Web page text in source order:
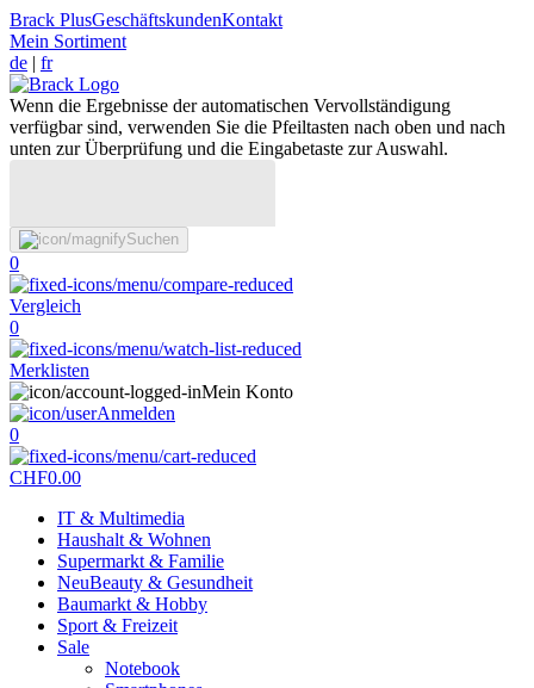
Brack PlusGeschäftskundenKontakt
Mein Sortiment
de | fr
Wenn die Ergebnisse der automatischen Vervollständigung
verfügbar sind, verwenden Sie die Pfeiltasten nach oben und nach
unten zur Überprüfung und die Eingabetaste zur Auswahl.
Suchen
0
Vergleich
0
Merklisten
Mein Konto
Anmelden
0
CHF0.00
IT & Multimedia
Haushalt & Wohnen
Supermarkt & Familie
NeuBeauty & Gesundheit
Baumarkt & Hobby
Sport & Freizeit
Sale
Notebook